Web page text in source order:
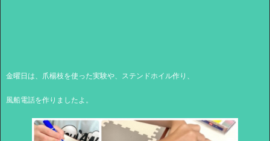
金曜日は、爪楊枝を使った実験や、ステンドホイル作り、
風船電話を作りましたよ。